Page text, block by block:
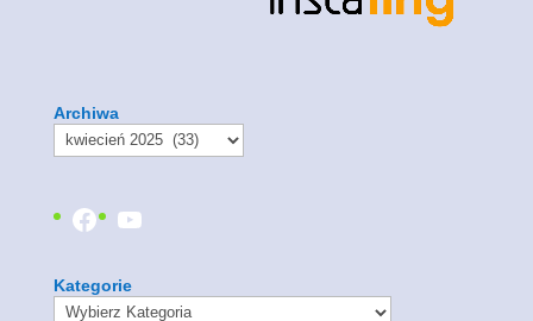
Archiwa
Facebook
YouTube
Kategorie